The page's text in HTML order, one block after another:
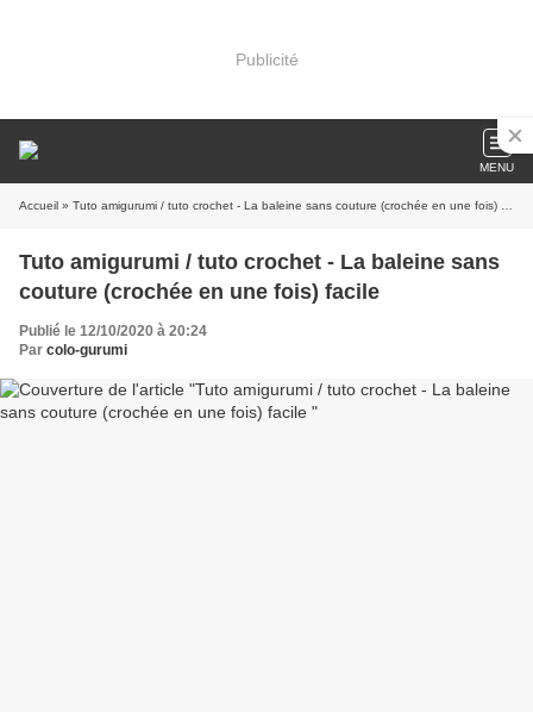
Publicité
MENU
Accueil » Tuto amigurumi / tuto crochet - La baleine sans couture (crochée en une fois) facile
Tuto amigurumi / tuto crochet - La baleine sans
couture (crochée en une fois) facile
Publié le 12/10/2020 à 20:24
Par colo-gurumi